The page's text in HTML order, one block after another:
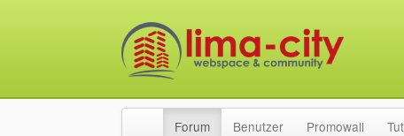
Forum Benutzer Promowall